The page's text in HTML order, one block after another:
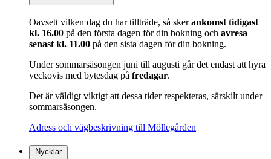
Oavsett vilken dag du har tillträde, så skerankomst tidigast
kl. 16.00 på den första dagen för din bokning och avresa
senast kl. 11.00 på den sista dagen för din bokning.
Under sommarsäsongen juni till augusti går det endast att hyra
veckovis med bytesdag på fredagar.
Det är väldigt viktigt att dessa tider respekteras, särskilt under
sommarsäsongen.
Adress och vägbeskrivning till Möllegården
Nycklar